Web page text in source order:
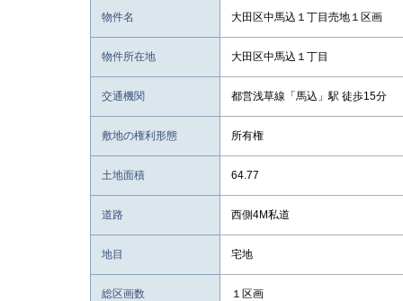
物件名 大田区中馬込１丁目売地１区画
物件所在地 大田区中馬込１丁目
交通機関 都営浅草線「馬込」駅 徒歩15分
敷地の権利形態 所有権
土地面積 64.77
道路 西側4M私道
地目 宅地
総区画数 １区画